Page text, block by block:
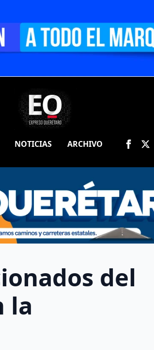
NOTICIAS ARCHIVO
del
la